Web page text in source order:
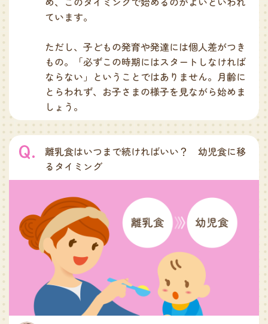
ています。
ただし、子どもの発育や発達には個人差がつき
もの。「必ずこの時期にはスタートしなければ
ならない」ということではありません。月齢に
とらわれず、お子さまの様子を見ながら始めま
しょう。
離乳食はいつまで続ければいい？ 幼児食に移
るタイミング